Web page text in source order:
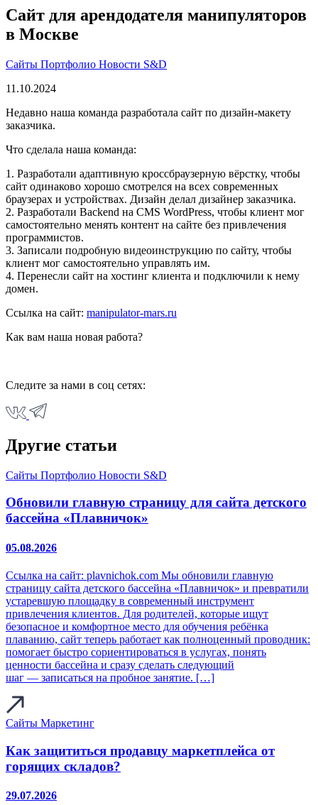
Сайт для арендодателя манипуляторов
в Москве
Сайты Портфолио Новости S&D
11.10.2024
Недавно наша команда разработала сайт по дизайн-макету
заказчика.
Что сделала наша команда:
1. Разработали адаптивную кроссбраузерную вёрстку, чтобы
сайт одинаково хорошо смотрелся на всех современных
браузерах и устройствах. Дизайн делал дизайнер заказчика.
2. Разработали Backend на CMS WordPress, чтобы клиент мог
самостоятельно менять контент на сайте без привлечения
программистов.
3. Записали подробную видеоинструкцию по сайту, чтобы
клиент мог самостоятельно управлять им.
4. Перенесли сайт на хостинг клиента и подключили к нему
домен.
Ссылка на сайт: manipulator-mars.ru
Как вам наша новая работа?
Следите за нами в соц сетях:
Другие статьи
Сайты Портфолио Новости S&D
Обновили главную страницу для сайта детского
бассейна «Плавничок»
05.08.2026
Ссылка на сайт: plavnichok.com Мы обновили главную
страницу сайта детского бассейна «Плавничок» и превратили
устаревшую площадку в современный инструмент
привлечения клиентов. Для родителей, которые ищут
безопасное и комфортное место для обучения ребёнка
плаванию, сайт теперь работает как полноценный проводник:
помогает быстро сориентироваться в услугах, понять
ценности бассейна и сразу сделать следующий
шаг — записаться на пробное занятие. […]
Сайты Маркетинг
Как защититься продавцу маркетплейса от
горящих складов?
29.07.2026